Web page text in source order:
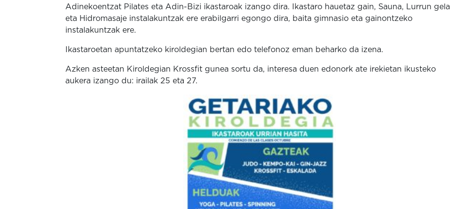
Adinekoentzat Pilates eta Adin-Bizi ikastaroak izango dira. Ikastaro hauetaz gain, Sauna, Lurrun gela
eta Hidromasaje instalakuntzak ere erabilgarri egongo dira, baita gimnasio eta gainontzeko
instalakuntzak ere.
Ikastaroetan apuntatzeko kiroldegian bertan edo telefonoz eman beharko da izena.
Azken asteetan Kiroldegian Krossfit gunea sortu da, interesa duen edonork ate irekietan ikusteko
aukera izango du: irailak 25 eta 27.